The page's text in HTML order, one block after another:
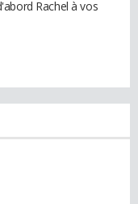
Rachel à vos